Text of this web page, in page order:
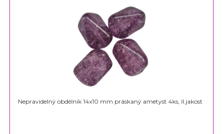
Nepravidelný obdélník 14x10 mm práskaný ametyst 4ks, II.jakost